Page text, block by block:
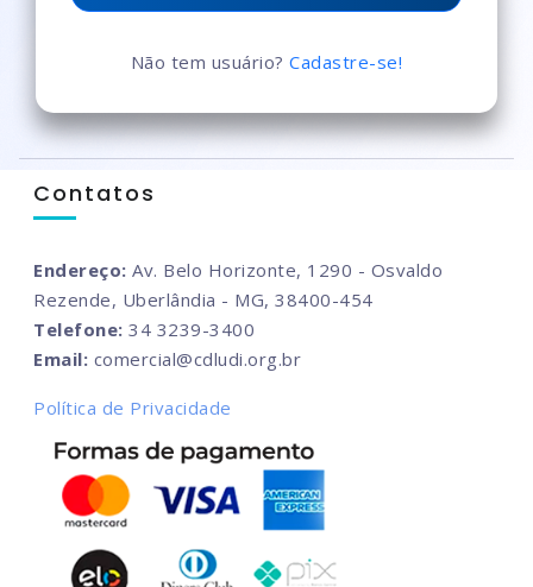
Não tem usuário?Cadastre-se!
Contatos
Endereço: Av. Belo Horizonte, 1290 - Osvaldo
Rezende, Uberlândia - MG, 38400-454
Telefone: 34 3239-3400
Email: comercial@cdludi.org.br
Política de Privacidade